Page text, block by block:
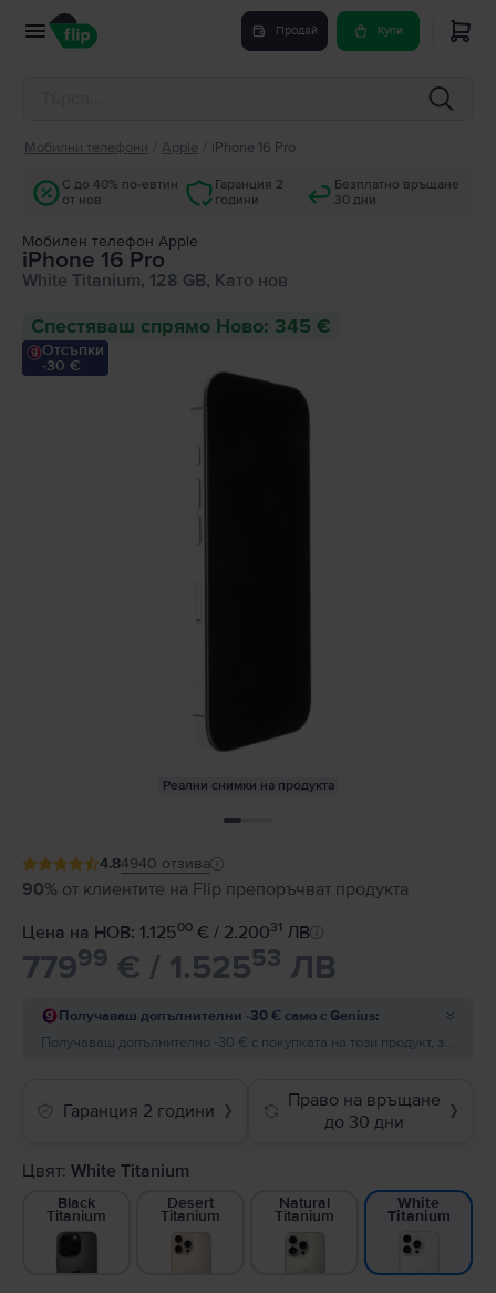
Продай Купи
Мобилни телефони Apple iPhone 16 Pro
С до 40% по-евтин
от нов
Гаранция 2
години
Безплатно връщане
30 дни
Мобилен телефон Apple
iPhone 16 Pro
White Titanium, 128 GB, Като нов
Спестяваш спрямо Ново: 345 €
Отсъпки
-30 €
Реални снимки на продукта
4.84940 отзива
90% от клиентите на Flip препоръчват продукта
Цена на НОВ: 1.12500 € / 2.20031 ЛВ
77999 € / 1.52553 ЛВ
Получаваш допълнителни -30 € само с Genius:
Получаваш допълнително -30 € с покупката на този продукт, за поръчки на стойност минимум 200 €! Добави отстъпката преди да завършиш поръчката.
Гаранция 2 години ❯
Право на връщане
до 30 дни
❯
Цвят: White Titanium
Black
Titanium
Desert
Titanium
Natural
Titanium
White
Titanium